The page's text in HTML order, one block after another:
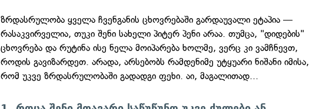
ზრდასრულობა ყველა ჩვენგანის ცხოვრებაში გარდაუვალი ეტაპია —
რასაკვირველია, თუკი შენი სახელი პიტერ პენი არაა. თუმცა, "დიდების"
ცხოვრება და რუტინა ისე ნელა მოიპარება ხოლმე, ვერც კი ვამჩნევთ,
როდის გავიზარდეთ. არადა, არსებობს რამდენიმე უტყუარი ნიშანი იმისა,
რომ უკვე ზრდასრულობაში გადადგი ფეხი. აი, მაგალითად...